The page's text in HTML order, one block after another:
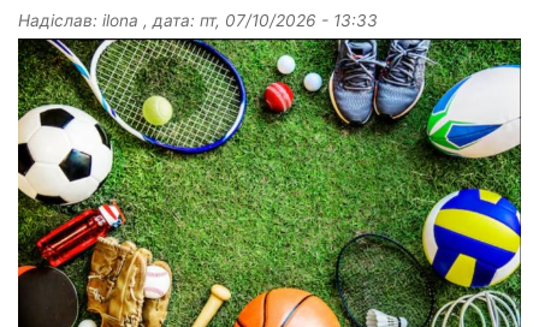
Надіслав: ilona , дата: пт, 07/10/2026 - 13:33